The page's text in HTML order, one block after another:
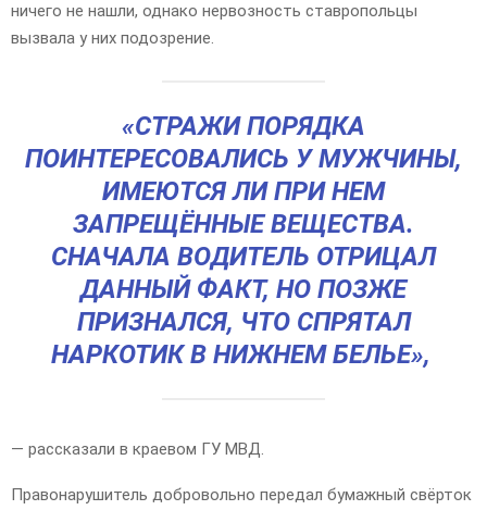
ничего не нашли, однако нервозность ставропольцы
вызвала у них подозрение.
«СТРАЖИ ПОРЯДКА
ПОИНТЕРЕСОВАЛИСЬ У МУЖЧИНЫ,
ИМЕЮТСЯ ЛИ ПРИ НЕМ
ЗАПРЕЩЁННЫЕ ВЕЩЕСТВА.
СНАЧАЛА ВОДИТЕЛЬ ОТРИЦАЛ
ДАННЫЙ ФАКТ, НО ПОЗЖЕ
ПРИЗНАЛСЯ, ЧТО СПРЯТАЛ
НАРКОТИК В НИЖНЕМ БЕЛЬЕ»,
— рассказали в краевом ГУ МВД.
Правонарушитель добровольно передал бумажный свёрток